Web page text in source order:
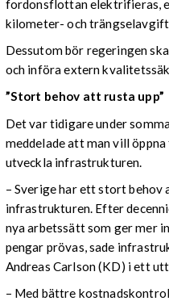
fordonsflottan elektrifieras,
kilometer- och
Dessutom bör regeringen
och införa extern
”Stort behov att rusta upp”
Det var tidigare under
meddelade att man vill
utveckla infrastrukturen.
– Sverige har ett stort behov
infrastrukturen. Efter
nya arbetssätt som ger mer
pengar prövas, sade
Andreas Carlson (KD) i ett
– Med bättre